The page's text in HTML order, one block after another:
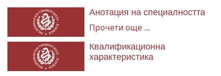
Анотация на специалността
Прочети още …
Квалификационна
характеристика